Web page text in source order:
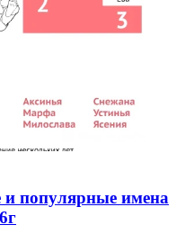
популярные имена